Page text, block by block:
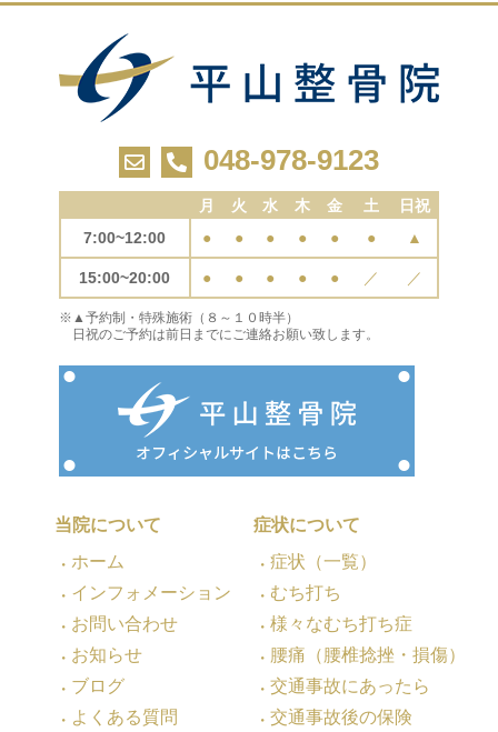
048-978-9123
月 火 水 木 金 土
日祝
7:00~12:00
● ● ● ● ● ● ▲
15:00~20:00 ● ● ● ● ● ／ ／
※▲予約制・特殊施術（８～１０時半）
日祝のご予約は前日までにご連絡お願い致します。
当院について
ホーム
インフォメーション
お問い合わせ
お知らせ
ブログ
よくある質問
症状について
症状（一覧）
むち打ち
様々なむち打ち症
腰痛（腰椎捻挫・損傷）
交通事故にあったら
交通事故後の保険